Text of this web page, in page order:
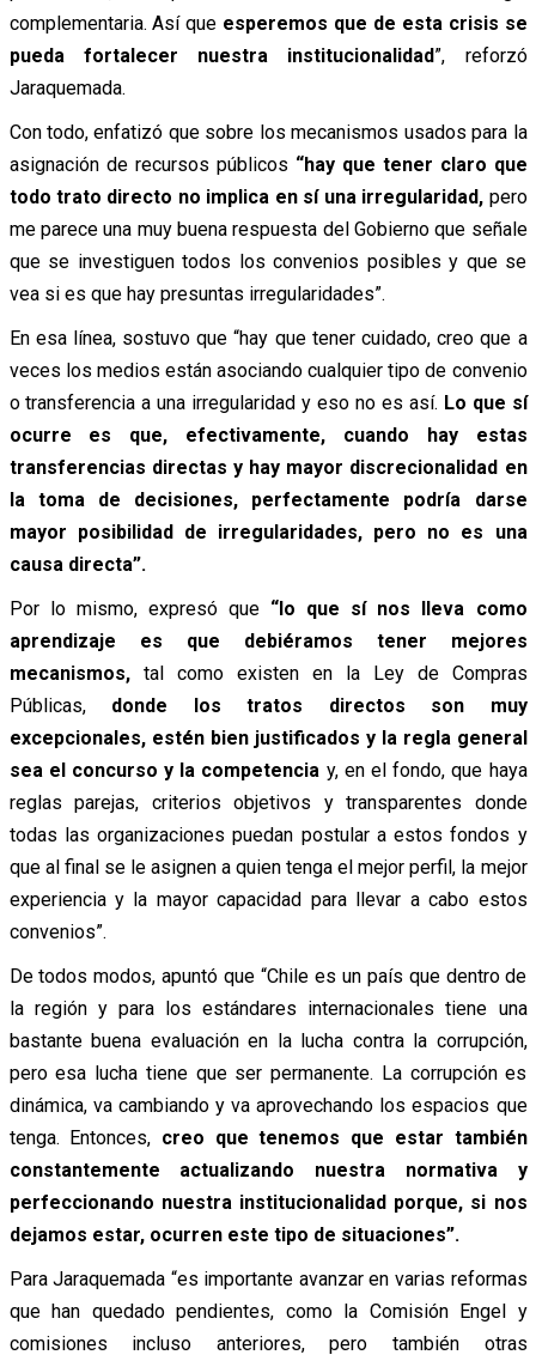
complementaria. Así que esperemos que de esta crisis se
pueda fortalecer nuestra institucionalidad”, reforzó
Jaraquemada.
Con todo, enfatizó que sobre los mecanismos usados para la
asignación de recursos públicos “hay que tener claro que
todo trato directo no implica en sí una irregularidad, pero
me parece una muy buena respuesta del Gobierno que señale
que se investiguen todos los convenios posibles y que se
vea si es que hay presuntas irregularidades”.
En esa línea, sostuvo que “hay que tener cuidado, creo que a
veces los medios están asociando cualquier tipo de convenio
o transferencia a una irregularidad y eso no es así. Lo que sí
ocurre es que, efectivamente, cuando hay estas
transferencias directas y hay mayor discrecionalidad en
la toma de decisiones, perfectamente podría darse
mayor posibilidad de irregularidades, pero no es una
causa directa”.
Por lo mismo, expresó que “lo que sí nos lleva como
aprendizaje es que debiéramos tener mejores
mecanismos,tal como existen en la Ley de Compras
Públicas, donde los tratos directos son muy
excepcionales, estén bien justificados y la regla general
sea el concurso y la competencia y, en el fondo, que haya
reglas parejas, criterios objetivos y transparentes donde
todas las organizaciones puedan postular a estos fondos y
que al final se le asignen a quien tenga el mejor perfil, la mejor
experiencia y la mayor capacidad para llevar a cabo estos
convenios”.
De todos modos, apuntó que “Chile es un país que dentro de
la región y para los estándares internacionales tiene una
bastante buena evaluación en la lucha contra la corrupción,
pero esa lucha tiene que ser permanente. La corrupción es
dinámica, va cambiando y va aprovechando los espacios que
tenga. Entonces, creo que tenemos que estar también
constantemente actualizando nuestra normativa y
perfeccionando nuestra institucionalidad porque, si nos
dejamos estar, ocurren este tipo de situaciones”.
Para Jaraquemada “es importante avanzar en varias reformas
que han quedado pendientes, como la Comisión Engel y
comisiones incluso anteriores, pero también otras